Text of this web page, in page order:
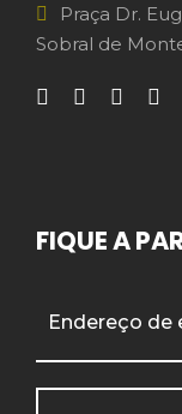
Praça Dr.
Sobral de
FIQUE A